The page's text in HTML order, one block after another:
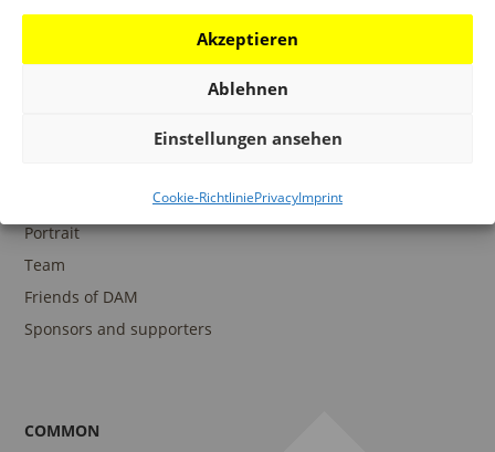
Akzeptieren
Ablehnen
Einstellungen ansehen
Cookie-RichtliniePrivacyImprint
DAM Digital Collection
Portrait
Team
Friends of DAM
Sponsors and supporters
COMMON